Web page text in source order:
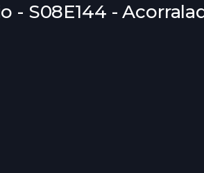
- S08E144 -